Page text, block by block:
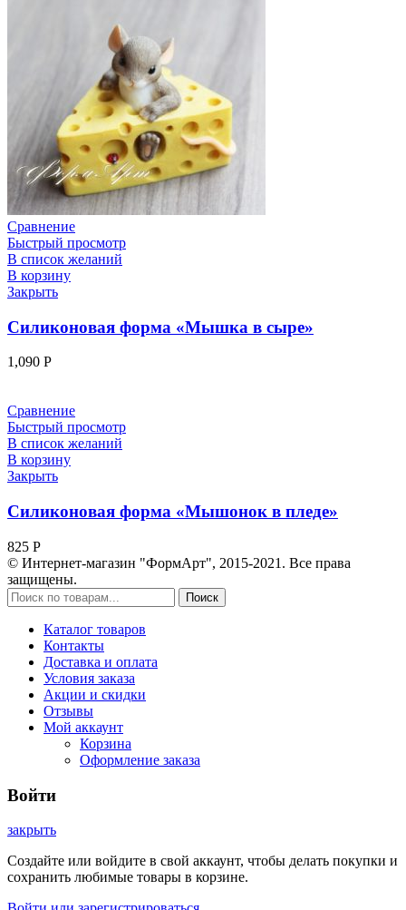
Сравнение
Быстрый просмотр
В список желаний
В корзину
Закрыть
Силиконовая форма «Мышка в сыре»
1,090 Р
Сравнение
Быстрый просмотр
В список желаний
В корзину
Закрыть
Силиконовая форма «Мышонок в пледе»
825 Р
© Интернет-магазин "ФормАрт", 2015-2021. Все права
защищены.
Поиск
Каталог товаров
Контакты
Доставка и оплата
Условия заказа
Акции и скидки
Отзывы
Мой аккаунт
Корзина
Оформление заказа
Войти
закрыть
Создайте или войдите в свой аккаунт, чтобы делать покупки и
сохранить любимые товары в корзине.